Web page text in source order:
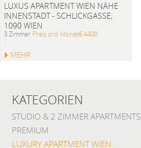
LUXUS APARTMENT WIEN NÄHE
INNENSTADT - SCHLICKGASSE,
1090 WIEN
3 Zimmer Preis pro Monat€ 4400
MEHR
KATEGORIEN
STUDIO & 2 ZIMMER APARTMENTS
PREMIUM
LUXURY APARTMENT WIEN